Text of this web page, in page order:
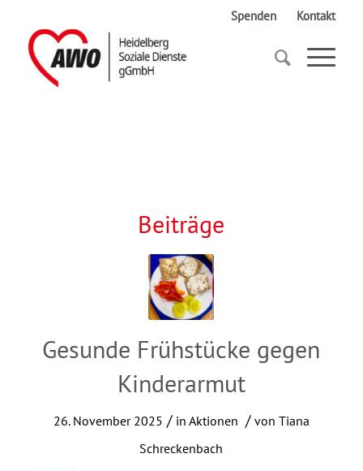
Spenden Kontakt
Startseite Kita
Beiträge
Gesunde Frühstücke gegen
Kinderarmut
26. November 2025 / in Aktionen / von Tiana
Schreckenbach